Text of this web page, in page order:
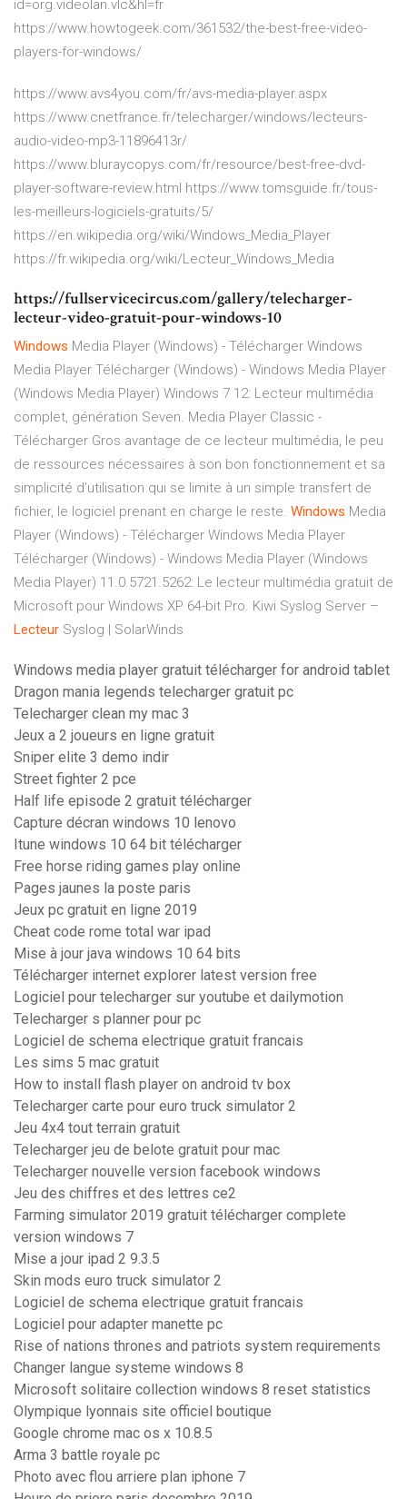
id=org.videolan.vlc&hl=fr
https://www.howtogeek.com/361532/the-best-free-video-
players-for-windows/
https://www.avs4you.com/fr/avs-media-player.aspx
https://www.cnetfrance.fr/telecharger/windows/lecteurs-
audio-video-mp3-11896413r/
https://www.bluraycopys.com/fr/resource/best-free-dvd-
player-software-review.html https://www.tomsguide.fr/tous-
les-meilleurs-logiciels-gratuits/5/
https://en.wikipedia.org/wiki/Windows_Media_Player
https://fr.wikipedia.org/wiki/Lecteur_Windows_Media
https://fullservicecircus.com/gallery/telecharger-
lecteur-video-gratuit-pour-windows-10
Windows Media Player (Windows) - Télécharger Windows
Media Player Télécharger (Windows) - Windows Media Player
(Windows Media Player) Windows 7 12: Lecteur multimédia
complet, génération Seven. Media Player Classic -
Télécharger Gros avantage de ce lecteur multimédia, le peu
de ressources nécessaires à son bon fonctionnement et sa
simplicité d’utilisation qui se limite à un simple transfert de
fichier, le logiciel prenant en charge le reste. Windows Media
Player (Windows) - Télécharger Windows Media Player
Télécharger (Windows) - Windows Media Player (Windows
Media Player) 11.0.5721.5262: Le lecteur multimédia gratuit de
Microsoft pour Windows XP 64-bit Pro. Kiwi Syslog Server –
Lecteur Syslog | SolarWinds
Windows media player gratuit télécharger for android tablet
Dragon mania legends telecharger gratuit pc
Telecharger clean my mac 3
Jeux a 2 joueurs en ligne gratuit
Sniper elite 3 demo indir
Street fighter 2 pce
Half life episode 2 gratuit télécharger
Capture décran windows 10 lenovo
Itune windows 10 64 bit télécharger
Free horse riding games play online
Pages jaunes la poste paris
Jeux pc gratuit en ligne 2019
Cheat code rome total war ipad
Mise à jour java windows 10 64 bits
Télécharger internet explorer latest version free
Logiciel pour telecharger sur youtube et dailymotion
Telecharger s planner pour pc
Logiciel de schema electrique gratuit francais
Les sims 5 mac gratuit
How to install flash player on android tv box
Telecharger carte pour euro truck simulator 2
Jeu 4x4 tout terrain gratuit
Telecharger jeu de belote gratuit pour mac
Telecharger nouvelle version facebook windows
Jeu des chiffres et des lettres ce2
Farming simulator 2019 gratuit télécharger complete
version windows 7
Mise a jour ipad 2 9.3.5
Skin mods euro truck simulator 2
Logiciel de schema electrique gratuit francais
Logiciel pour adapter manette pc
Rise of nations thrones and patriots system requirements
Changer langue systeme windows 8
Microsoft solitaire collection windows 8 reset statistics
Olympique lyonnais site officiel boutique
Google chrome mac os x 10.8.5
Arma 3 battle royale pc
Photo avec flou arriere plan iphone 7